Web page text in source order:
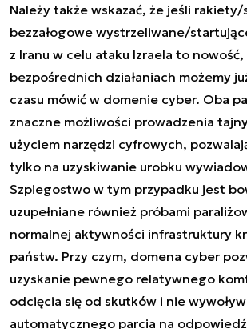
Należy także wskazać, że jeśli
bezzałogowe wystrzeliwane/
z Iranu w celu ataku Izraela to
bezpośrednich działaniach możemy
czasu mówić w domenie cyber. Oba
znaczne możliwości prowadzenia
użyciem narzędzi cyfrowych,
tylko na uzyskiwanie urobku
Szpiegostwo w tym przypadku jest
uzupełniane również próbami
normalnej aktywności infrastruktury
państw. Przy czym, domena cyber
uzyskanie pewnego relatywnego
odcięcia się od skutków i nie
automatycznego parcia na